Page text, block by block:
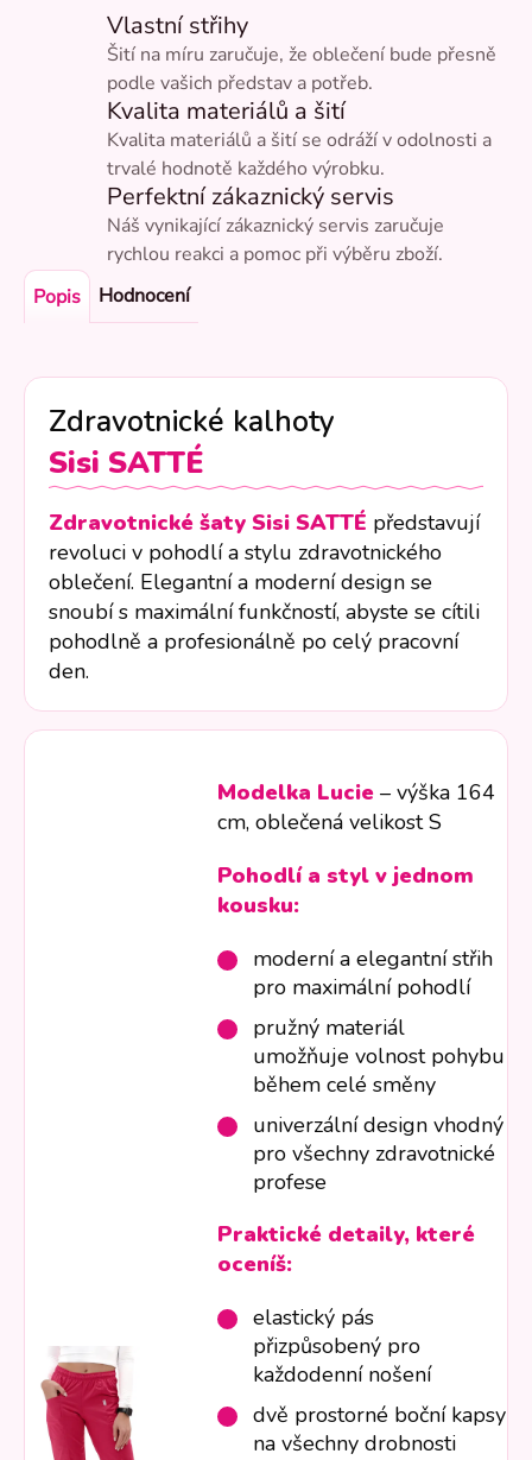
Vlastní střihy
Šití na míru zaručuje, že oblečení bude přesně
podle vašich představ a potřeb.
Kvalita materiálů a šití
Kvalita materiálů a šití se odráží v odolnosti a
trvalé hodnotě každého výrobku.
Perfektní zákaznický servis
Náš vynikající zákaznický servis zaručuje
rychlou reakci a pomoc při výběru zboží.
Popis
Hodnocení
Zdravotnické kalhoty
Sisi SATTÉ
Zdravotnické šaty Sisi SATTÉ představují
revoluci v pohodlí a stylu zdravotnického
oblečení. Elegantní a moderní design se
snoubí s maximální funkčností, abyste se cítili
pohodlně a profesionálně po celý pracovní
den.
Modelka Lucie – výška 164
cm, oblečená velikost S
Pohodlí a styl v jednom
kousku:
moderní a elegantní střih
pro maximální pohodlí
pružný materiál
umožňuje volnost pohybu
během celé směny
univerzální design vhodný
pro všechny zdravotnické
profese
Praktické detaily, které
oceníš:
elastický pás
přizpůsobený pro
každodenní nošení
dvě prostorné boční kapsy
na všechny drobnosti